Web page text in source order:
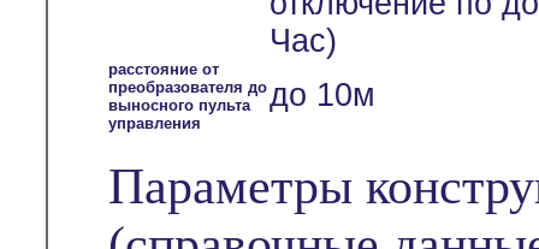
Час)
расстояние от
преобразователя до
выносного пульта
управления
до 10м
Параметры